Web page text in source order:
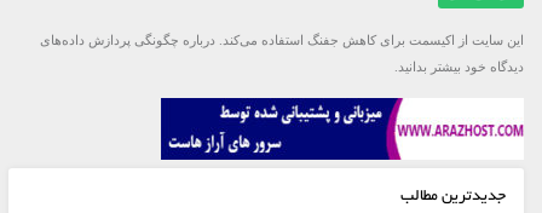
این سایت از اکیسمت برای کاهش جفنگ استفاده می‌کند. درباره چگونگی پردازش داده‌های
دیدگاه خود بیشتر بدانید.
جدیدترین مطالب